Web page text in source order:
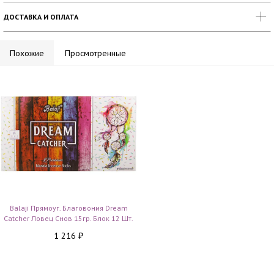
ДОСТАВКА И ОПЛАТА
Похожие Просмотренные
Balaji Прямоуг. Благовония Dream
Catcher Ловец Снов 15гр. Блок 12 Шт.
1 216 ₽